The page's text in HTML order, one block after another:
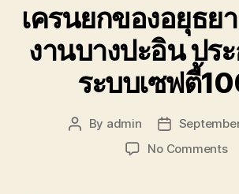
เครนยกของอยุธย
งานบางปะอิน ปร
ระบบเซฟตี้
Post
By admin
Post
date
No Commentson